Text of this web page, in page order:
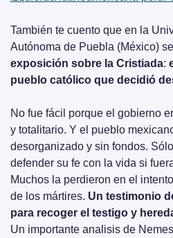
También te cuento que en la
exposición sobre la Cristiada:
pueblo católico que decidió
No fue fácil porque el gobierno
y totalitario. Y el pueblo
desorganizado y sin fondos.
defender su fe con la vida si
Muchos la perdieron en el
de los mártires. Un testimonio
para recoger el testigo y
Un importante analisis de